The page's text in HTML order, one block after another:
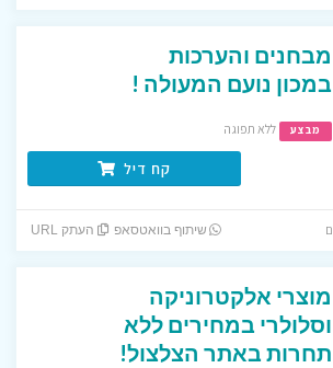
מבחנים והערכות
במכון נועם המעולה !
מבצע ללא תפוגה
קח דיל
שיתוף בוואטסאפ העתק URL
מוצרי אלקטרוניקה
וסלולרי במחירים ללא
תחרות באתר הצלצול!